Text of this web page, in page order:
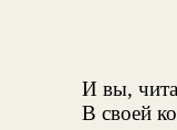
И вы,
В своей